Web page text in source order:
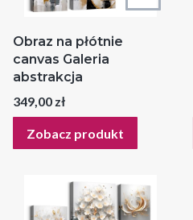
Obraz na płótnie
canvas Galeria
abstrakcja
Cena
349,00 zł
Zobacz produkt